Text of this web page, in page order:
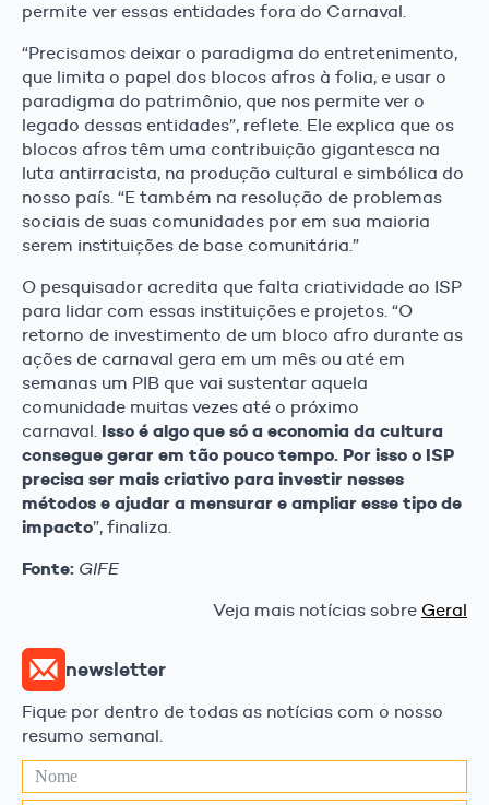
permite ver essas entidades fora do Carnaval.
“Precisamos deixar o paradigma do entretenimento,
que limita o papel dos blocos afros à folia, e usar o
paradigma do patrimônio, que nos permite ver o
legado dessas entidades”, reflete. Ele explica que os
blocos afros têm uma contribuição gigantesca na
luta antirracista, na produção cultural e simbólica do
nosso país. “E também na resolução de problemas
sociais de suas comunidades por em sua maioria
serem instituições de base comunitária.”
O pesquisador acredita que falta criatividade ao ISP
para lidar com essas instituições e projetos. “O
retorno de investimento de um bloco afro durante as
ações de carnaval gera em um mês ou até em
semanas um PIB que vai sustentar aquela
comunidade muitas vezes até o próximo
carnaval. Isso é algo que só a economia da cultura
consegue gerar em tão pouco tempo. Por isso o ISP
precisa ser mais criativo para investir nesses
métodos e ajudar a mensurar e ampliar esse tipo de
impacto”, finaliza.
Fonte: GIFE
Veja mais notícias sobre Geral
newsletter
Fique por dentro de todas as notícias com o nosso
resumo semanal.